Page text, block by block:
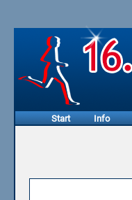
Start Info